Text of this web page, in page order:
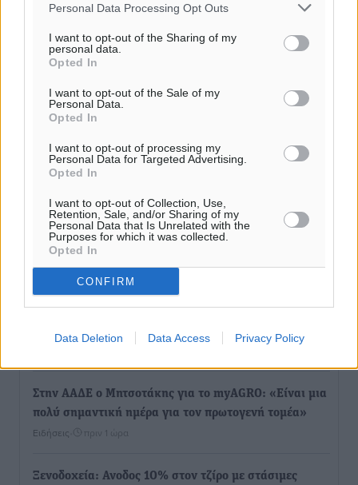
Personal Data Processing Opt Outs
I want to opt-out of the Sharing of my
personal data.
Opted In
I want to opt-out of the Sale of my
Personal Data.
Opted In
I want to opt-out of processing my
Personal Data for Targeted Advertising.
Opted In
I want to opt-out of Collection, Use,
Retention, Sale, and/or Sharing of my
Personal Data that Is Unrelated with the
Purposes for which it was collected.
Opted In
CONFIRM
Data Deletion Data Access Privacy Policy
Συναυλία Μάριου Φραγκούλη – Γιώργου Περρή στην
Κάσο
Πολιτιστικά• πριν 6 λεπτά
Την άρση των εμποδίων για την άμεση λειτουργία του
βρεφονηπιακού σταθμού στην Κάσο, ζητά ο Μάνος
Κόνσολας
Τοπικές Ειδήσεις• πριν 50 λεπτά
Κλειστή αύριο βράδυ η παραλιακή οδός στο λιμάνι της
Στην ΑΑΔΕ ο Μητσοτάκης για το myAGRO: «Είναι μια
πολύ σημαντική ημέρα για τον πρωτογενή τομέα»
Ειδήσεις πριν 1 ώρα
Ξενοδοχεία: Ανοδος 10% στον τζίρο με στάσιμες